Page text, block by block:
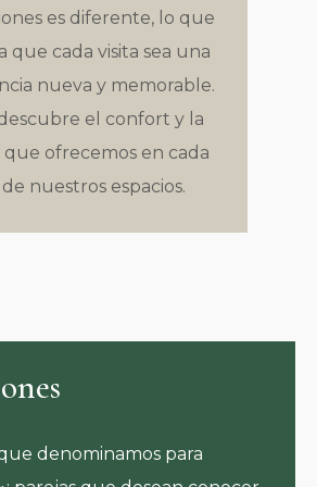
es diferente, lo que
que cada visita sea una
nueva y memorable.
el confort y la
que ofrecemos en cada
nuestros espacios.
denominamos para